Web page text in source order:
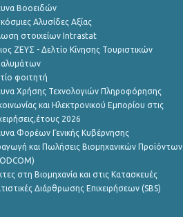
Βοοειδών
Αλυσίδες Αξίας
στοιχείων Intrastat
ΖΕΥΣ - Δελτίο Κίνησης Τουριστικών
φοιτητή
Χρήσης Τεχνολογιών Πληροφόρησης
και Ηλεκτρονικού Εμπορίου στις
2026
Φορέων Γενικής Κυβέρνησης
και Πωλήσεις Βιομηχανικών Προϊόντων
στη Βιομηχανία και στις Κατασκευές
Διάρθρωσης Επιχειρήσεων (SBS)